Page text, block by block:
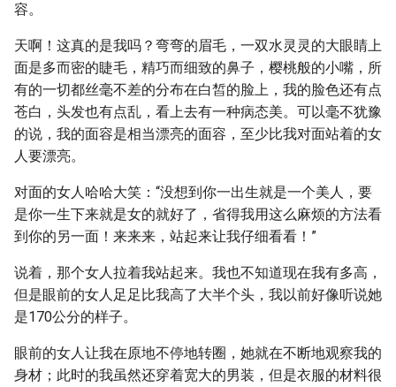
容。
天啊！这真的是我吗？弯弯的眉毛，一双水灵灵的大眼睛上
面是多而密的睫毛，精巧而细致的鼻子，樱桃般的小嘴，所
有的一切都丝毫不差的分布在白皙的脸上，我的脸色还有点
苍白，头发也有点乱，看上去有一种病态美。可以毫不犹豫
的说，我的面容是相当漂亮的面容，至少比我对面站着的女
人要漂亮。
对面的女人哈哈大笑：“没想到你一出生就是一个美人，要
是你一生下来就是女的就好了，省得我用这么麻烦的方法看
到你的另一面！来来来，站起来让我仔细看看！”
说着，那个女人拉着我站起来。我也不知道现在我有多高，
但是眼前的女人足足比我高了大半个头，我以前好像听说她
是170公分的样子。
眼前的女人让我在原地不停地转圈，她就在不断地观察我的
身材；此时的我虽然还穿着宽大的男装，但是衣服的材料很